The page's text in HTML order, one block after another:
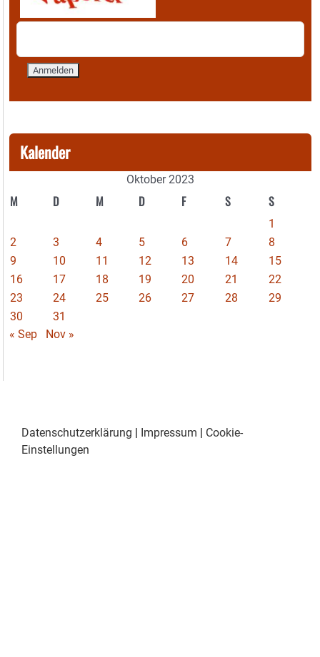
Kalender
Oktober 2023
M D M D F S S
1
2
3 4 5 6 7
8
9
10 11 12 13 14
15
16
17 18 19 20 21
22
23
24 25 26 27 28
29
30
31
« Sep
Nov »
Datenschutzerklärung Impressum
Cookie-
Einstellungen